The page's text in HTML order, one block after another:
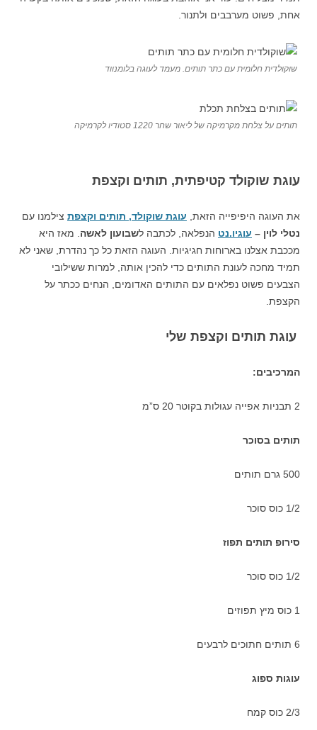
אחת, פשוט מערבבים ולתנור.
שוקולדית חלומית עם כתר תותים. מעמד לעוגה בלומנווד
תותים על צלחת מקרמיקה של ליאור שחר 1220 סטודיו לקרמיקה
עוגת שוקולד קטיפתית, תותים וקצפת
את העוגה היפיפייה הזאת, עוגת שוקולד, תותים וקצפת צילמנו עם
נטלי לוין – עוגיו.נט הנפלאה, לכתבה לשבועון לאשה . מאז היא
מככבת אצלנו בארוחות חגיגיות. העוגה הזאת כל כך נהדרת, שאני לא
תמיד מחכה לעונת התותים כדי להכין אותה, למרות ששילובי
הצבעים פשוט נפלאים עם התותים האדומים, הנחים ככתר על
הקצפת.
עוגת תותים וקצפת שלי
המרכיבים:
2 תבניות אפייה עגולות בקוטר 20 ס”מ
תותים בסוכר
500 גרם תותים
1/2 כוס סוכר
סירופ תותים תפוז
1/2 כוס סוכר
1 כוס מיץ תפוזים
6 תותים חתוכים לרבעים
עוגות ספוג
2/3 כוס קמח